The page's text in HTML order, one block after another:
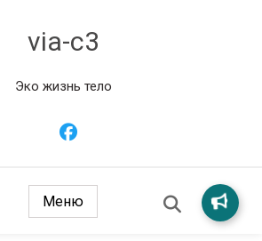
via-c3
Эко жизнь тело
Меню